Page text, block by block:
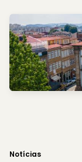
Notícias